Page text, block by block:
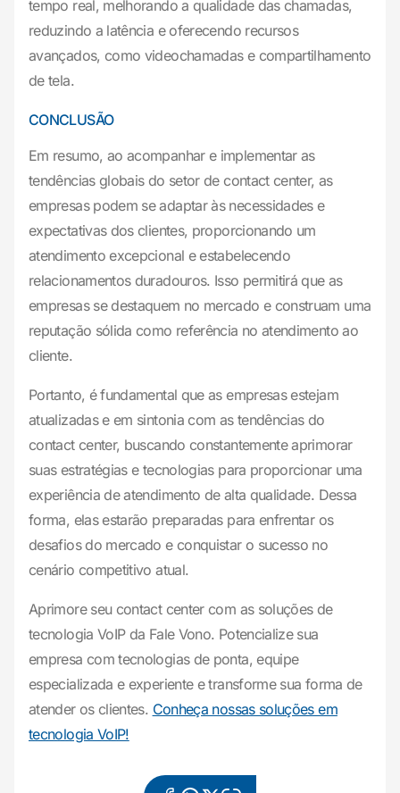
tempo real, melhorando a qualidade das chamadas,
reduzindo a latência e oferecendo recursos
avançados, como videochamadas e compartilhamento
de tela.
CONCLUSÃO
Em resumo, ao acompanhar e implementar as
tendências globais do setor de contact center, as
empresas podem se adaptar às necessidades e
expectativas dos clientes, proporcionando um
atendimento excepcional e estabelecendo
relacionamentos duradouros. Isso permitirá que as
empresas se destaquem no mercado e construam uma
reputação sólida como referência no atendimento ao
cliente.
Portanto, é fundamental que as empresas estejam
atualizadas e em sintonia com as tendências do
contact center, buscando constantemente aprimorar
suas estratégias e tecnologias para proporcionar uma
experiência de atendimento de alta qualidade. Dessa
forma, elas estarão preparadas para enfrentar os
desafios do mercado e conquistar o sucesso no
cenário competitivo atual.
Aprimore seu contact center com as soluções de
tecnologia VoIP da Fale Vono. Potencialize sua
empresa com tecnologias de ponta, equipe
especializada e experiente e transforme sua forma de
atender os clientes. Conheça nossas soluções em
tecnologia VoIP!